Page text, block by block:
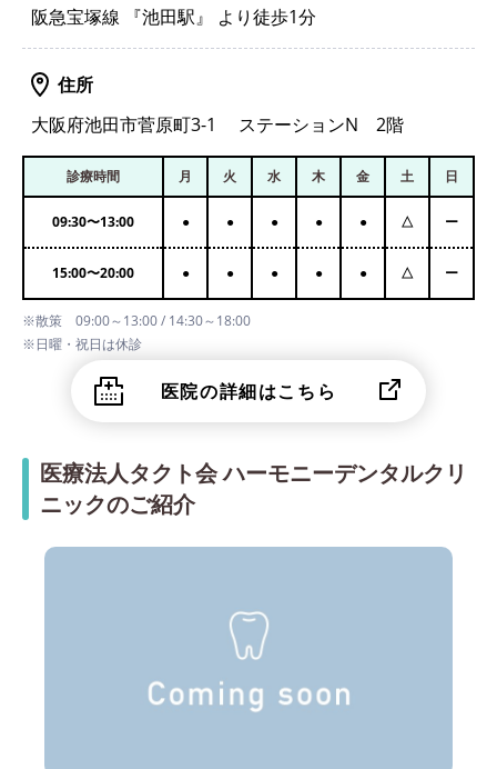
阪急宝塚線 『池田駅』 より徒歩1分
住所
大阪府池田市菅原町3-1 ステーションN 2階
診療時間 月 火 水 木 金 土 日
09:30〜13:00 ● ● ● ● ● △ ー
15:00〜20:00 ● ● ● ● ● △ ー
※散策 09:00～13:00 / 14:30～18:00
※日曜・祝日は休診
医院の詳細はこちら
医療法人タクト会 ハーモニーデンタルクリ
ニックのご紹介